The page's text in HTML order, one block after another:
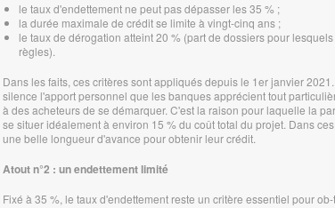
le taux d'endettement ne peut pas dépasser les 35 % ;
la durée maximale de crédit se limite à vingt-cinq ans ;
le taux de dérogation atteint 20 % (part de dossiers pour
règles).
Dans les faits, ces critères sont appliqués depuis le 1er janvier
silence l'apport personnel que les banques apprécient tout
à des acheteurs de se démarquer. C'est la raison pour laquelle la
se situer idéalement à environ 15 % du coût total du projet. Dans
une belle longueur d'avance pour obtenir leur crédit.
Atout n°2 : un endettement limité
Fixé à 35 %, le taux d'endettement reste un critère essentiel pour